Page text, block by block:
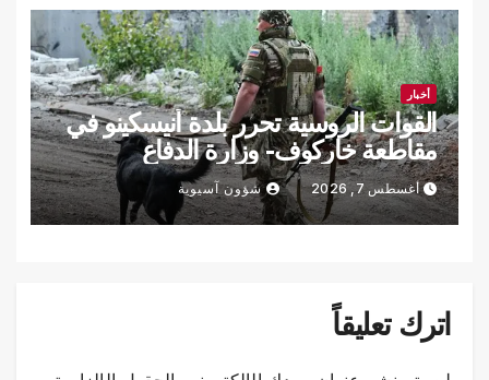
أخبار
القوات الروسية تحرر بلدة أنيسكينو في
مقاطعة خاركوف- وزارة الدفاع
أغسطس 7, 2026 شؤون آسيوية
اترك تعليقاً